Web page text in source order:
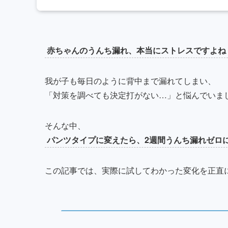
赤ちゃんのうんち漏れ、本当にストレスですよね
我が子も毎日のように背中まで漏れてしまい、
「対策を調べても決定打がない…」と悩んでいま
そんな中、
パンツタイプに変えたら、2週間うんち漏れゼロ
この記事では、実際に試してわかった変化を正直